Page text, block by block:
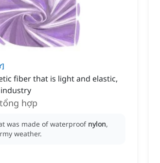
]
fiber that is light and elastic,
hợp
was made of waterproof nylon,
weather.